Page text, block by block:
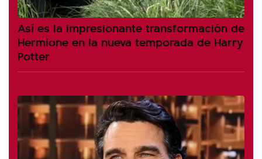
Así es la impresionante transformación de
Hermione en la nueva temporada de Harry
Potter